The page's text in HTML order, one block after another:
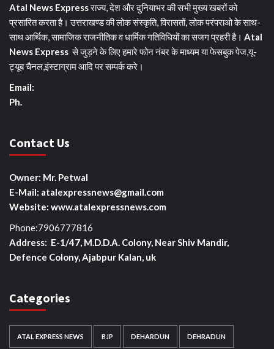
Atal News Expressराज्य, देश और दुनियाभर की सभी मुख्य खबरों को
प्रसारित करता है। उत्तराखण्ड की लोक संस्कृति, विरासतों, लोक परंपराओ के साथ-
साथ आर्थिक, सामाजिक राजनीतिक व धार्मिक गतिविधियों का सजग प्रहरी है। Atal
News Express से जुड़ने के लिए हमारे फोन नंबर के माध्यम या फेसबुक पेज,यू-
ट्यूब चैनल,इंस्टाग्राम आदि पर सम्पर्क करे।
Email:
Ph.
Contact Us
Owner: Mr. Petwal
E-Mail: atalexpressnews@gmail.com
Website: www.atalexpressnews.com
Phone:7906777816
Address: E-1/47, M.D.D.A. Colony, Near Shiv Mandir,
Defence Colony, Ajabpur Kalan, uk
Categories
ATAL EXPRESS NEWS BJP DEHARDUN DEHRADUN